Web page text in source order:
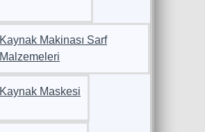
Kaynak Makinası Sarf
Malzemeleri
Kaynak Maskesi